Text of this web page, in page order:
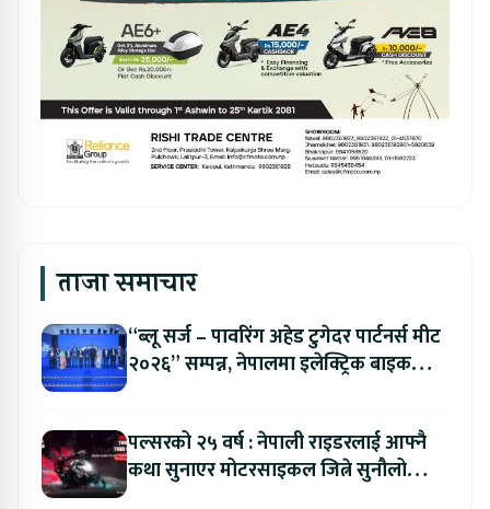
ताजा समाचार
“ब्लू सर्ज – पावरिंग अहेड टुगेदर पार्टनर्स मीट
२०२६” सम्पन्न, नेपालमा इलेक्ट्रिक बाइक
पल्सरको २५ वर्ष : नेपाली राइडरलाई आफ्नै
कथा सुनाएर मोटरसाइकल जित्ने सुनौलो